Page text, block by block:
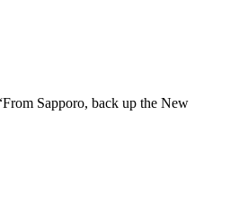
Sapporo, back up the New